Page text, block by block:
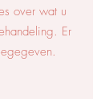
over wat u
Er